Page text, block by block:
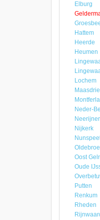
Elburg
Hattem
Heerde
Heumen
Lochem
Maasdriel
Neder-
Nijkerk
Oost
Oude
Putten
Renkum
Rheden